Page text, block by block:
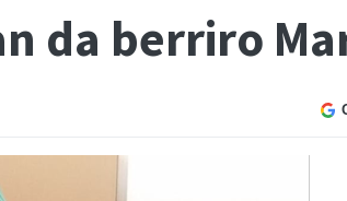
da berriro